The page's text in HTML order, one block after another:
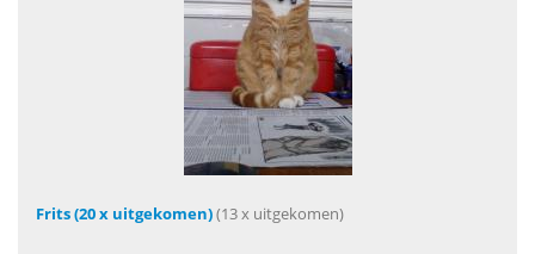
Frits (20 x uitgekomen)(13 x uitgekomen)